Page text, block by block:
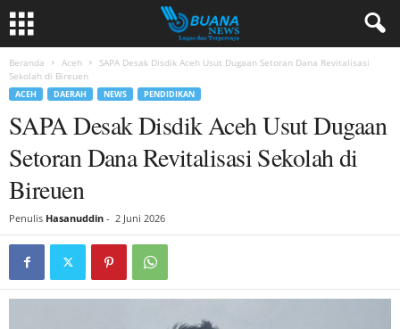
Beranda Aceh
SAPA Desak Disdik Aceh Usut Dugaan Setoran Dana Revitalisasi
Sekolah di Bireuen
ACEH DAERAH NEWS PENDIDIKAN
SAPA Desak Disdik Aceh Usut Dugaan
Setoran Dana Revitalisasi Sekolah di
Bireuen
Penulis Hasanuddin - 2 Juni 2026